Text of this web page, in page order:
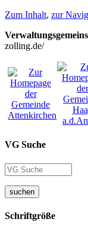
Zum Inhalt, zur
zolling.de/
VG Suche
suchen
Schriftgröße